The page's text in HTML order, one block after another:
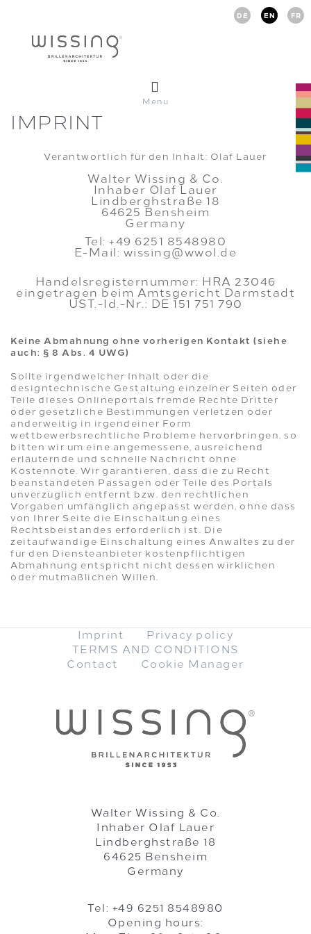
DE EN FR
Menu
IMPRINT
Verantwortlich für den Inhalt: Olaf Lauer
Walter Wissing & Co.
Inhaber Olaf Lauer
Lindberghstraße 18
64625 Bensheim
Germany
Tel: +49 6251 8548980
​E-Mail: wissing@wwol.de
Handelsregisternummer: HRA 23046
eingetragen beim Amtsgericht Darmstadt
UST.-Id.-Nr.: DE 151 751 790
Keine Abmahnung ohne vorherigen Kontakt (siehe
auch: § 8 Abs. 4 UWG)
Sollte irgendwelcher Inhalt oder die
designtechnische Gestaltung einzelner Seiten oder
Teile dieses Onlineportals fremde Rechte Dritter
oder gesetzliche Bestimmungen verletzen oder
anderweitig in irgendeiner Form
wettbewerbsrechtliche Probleme hervorbringen, so
bitten wir um eine angemessene, ausreichend
erläuternde und schnelle Nachricht ohne
Kostennote. Wir garantieren, dass die zu Recht
beanstandeten Passagen oder Teile des Portals
unverzüglich entfernt bzw. den rechtlichen
Vorgaben umfänglich angepasst werden, ohne dass
von Ihrer Seite die Einschaltung eines
Rechtsbeistandes erforderlich ist. Die
zeitaufwändige Einschaltung eines Anwaltes zu der
für den Diensteanbieter kostenpflichtigen
Abmahnung entspricht nicht dessen wirklichen
oder mutmaßlichen Willen.
Imprint
Privacy policy
TERMS AND CONDITIONS
Contact
Cookie Manager
Walter Wissing & Co.
Inhaber Olaf Lauer
Lindberghstraße 18
64625 Bensheim
Germany
Tel: +49 6251 8548980
Opening hours: